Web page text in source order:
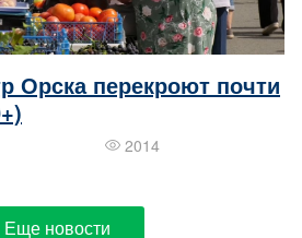
Орска перекроют почти
2014
Еще новости